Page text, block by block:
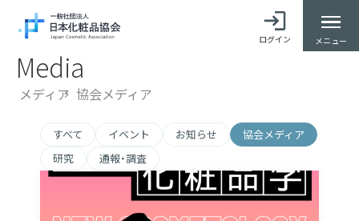
ログイン メニュー
Media
メディア 協会メディア
すべて イベント お知らせ
協会メディア
研究
通報・調査